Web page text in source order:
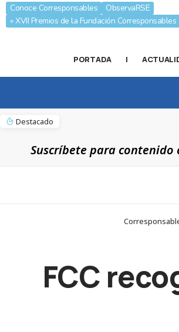
Conoce Corresponsables
ObservaRSE
» XVII Premios de la Fundación Corresponsables
PORTADA |
Destacado
Suscríbete para contenido
FCC